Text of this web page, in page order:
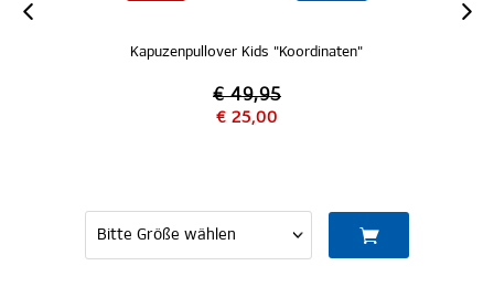
Kapuzenpullover Kids "Wilma"